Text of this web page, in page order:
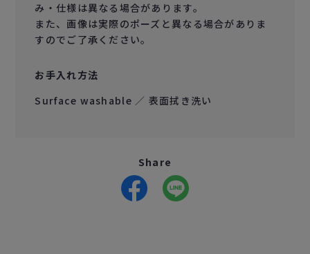
み・仕様は異なる場合があります。
また、画像は実際のポーズと異なる場合がありま
すのでご了承ください。
お手入れ方法
Surface washable ／ 表面拭き洗い
Share